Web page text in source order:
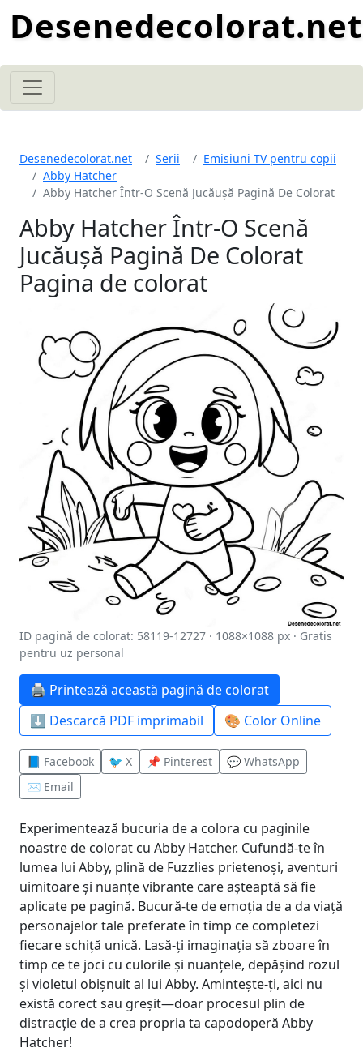
Desenedecolorat.net
Desenedecolorat.net Serii
Emisiuni TV pentru copii
Abby Hatcher
Abby Hatcher Într-O Scenă Jucăușă Pagină De Colorat
Abby Hatcher Într-O Scenă
Jucăușă Pagină De Colorat
Pagina de colorat
ID pagină de colorat: 58119-12727 · 1088×1088 px · Gratis
pentru uz personal
🖨️ Printează această pagină de colorat
⬇️ Descarcă PDF imprimabil
🎨 Color Online
📘 Facebook 🐦 X 📌 Pinterest
💬 WhatsApp
✉️ Email
Experimentează bucuria de a colora cu paginile
noastre de colorat cu Abby Hatcher. Cufundă-te în
lumea lui Abby, plină de Fuzzlies prietenoși, aventuri
uimitoare și nuanțe vibrante care așteaptă să fie
aplicate pe pagină. Bucură-te de emoția de a da viață
personajelor tale preferate în timp ce completezi
fiecare schiță unică. Lasă-ți imaginația să zboare în
timp ce te joci cu culorile și nuanțele, depășind rozul
și violetul obișnuit al lui Abby. Amintește-ți, aici nu
există corect sau greșit—doar procesul plin de
distracție de a crea propria ta capodoperă Abby
Hatcher!